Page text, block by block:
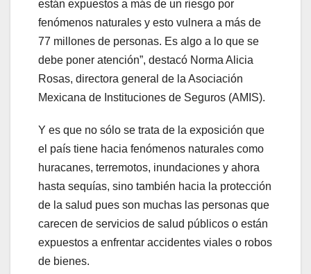
están expuestos a más de un riesgo por
fenómenos naturales y esto vulnera a más de
77 millones de personas. Es algo a lo que se
debe poner atención”, destacó Norma Alicia
Rosas, directora general de la Asociación
Mexicana de Instituciones de Seguros (AMIS).
Y es que no sólo se trata de la exposición que
el país tiene hacia fenómenos naturales como
huracanes, terremotos, inundaciones y ahora
hasta sequías, sino también hacia la protección
de la salud pues son muchas las personas que
carecen de servicios de salud públicos o están
expuestos a enfrentar accidentes viales o robos
de bienes.